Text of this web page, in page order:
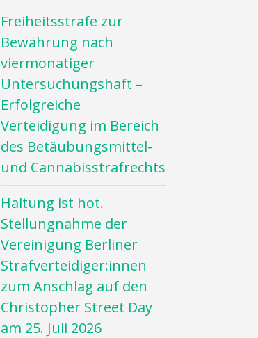
Freiheitsstrafe zur
Bewährung nach
viermonatiger
Untersuchungshaft –
Erfolgreiche
Verteidigung im Bereich
des Betäubungsmittel-
und Cannabisstrafrechts
Haltung ist hot.
Stellungnahme der
Vereinigung Berliner
Strafverteidiger:innen
zum Anschlag auf den
Christopher Street Day
am 25. Juli 2026